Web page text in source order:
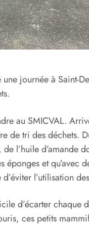
une journée à Saint-
au SMICVAL.
tri des déchets.
l’huile d’amande
et qu’avec
l’utilisation
d’écarter
ces petits